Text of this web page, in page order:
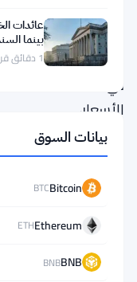
انهيار
في
الأسعار،
هو
تراكم
للمعاملات
الصغيرة
عائدات
بينما
1 دقائق قراءة · Aug 10, 2026
بيانات السوق
Bitcoin
BTC
Ethereum
ETH
BNB
BNB